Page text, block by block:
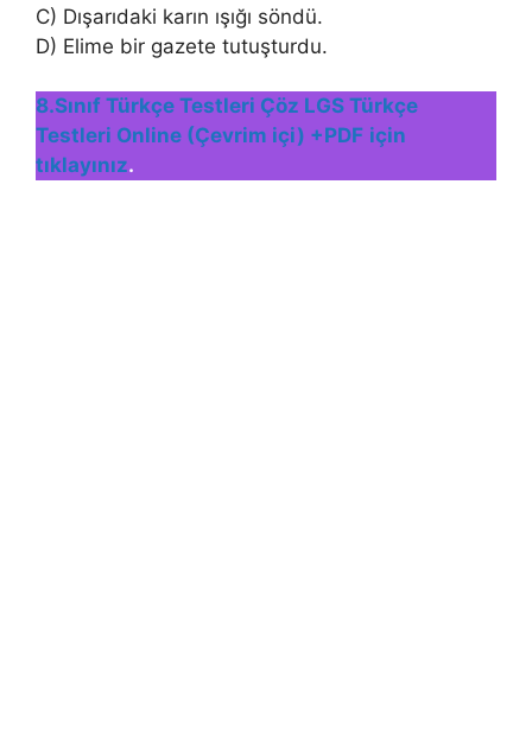
C) Dışarıdaki karın ışığı söndü.
D) Elime bir gazete tutuşturdu.
8.Sınıf Türkçe Testleri Çöz LGS Türkçe
Testleri Online (Çevrim içi) +PDF için
tıklayınız.